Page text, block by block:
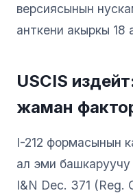
версиясынын
анткени акыркы 18
USCIS
жаман
I-212 формасынын
I&N Dec. 371 (Reg.